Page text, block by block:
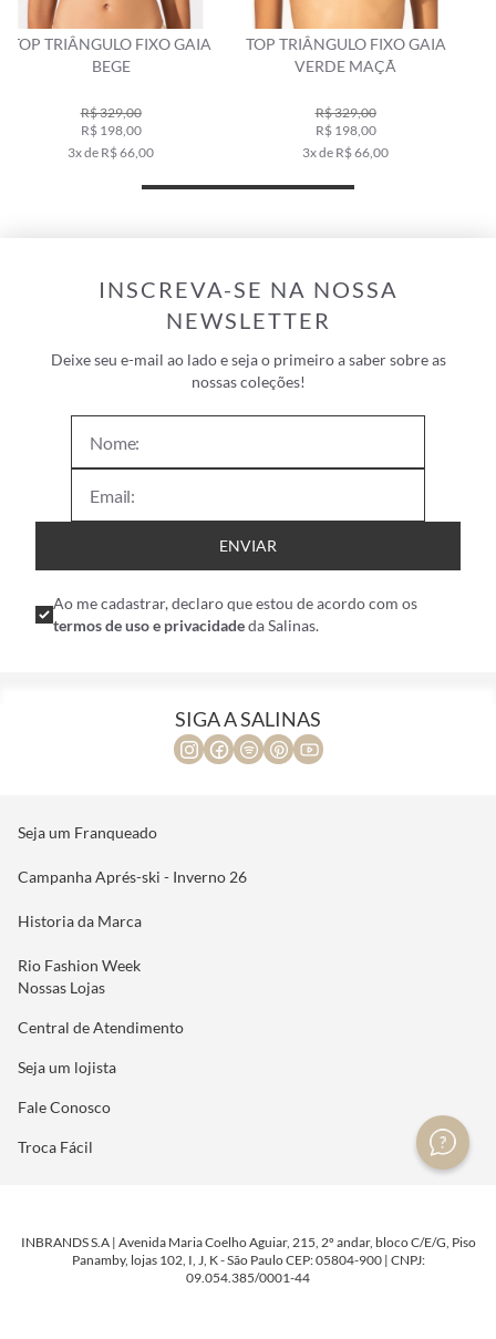
TOP TRIÂNGULO FIXO GAIA
VERDE MAÇÃ
R$ 329,00
R$ 198,00
3x de R$ 66,00
CALCINHA ASA DELTA
MIRACLE GAIA LARANJA
R$ 269,00
R$ 159,00
3x de R$ 53,00
INSCREVA-SE NA NOSSA
NEWSLETTER
Deixe seu e-mail ao lado e seja o primeiro a saber sobre as
nossas coleções!
ENVIAR
Ao me cadastrar, declaro que estou de acordo com os
termos de uso e privacidadeda Salinas.
SIGA A SALINAS
Seja um Franqueado
Campanha Aprés-ski - Inverno 26
Historia da Marca
Rio Fashion Week
Nossas Lojas
Central de Atendimento
Seja um lojista
Fale Conosco
Troca Fácil
INBRANDS S.A | Avenida Maria Coelho Aguiar, 215, 2º andar, bloco C/E/G, Piso
Panamby, lojas 102, I, J, K - São Paulo CEP: 05804-900 | CNPJ:
09.054.385/0001-44